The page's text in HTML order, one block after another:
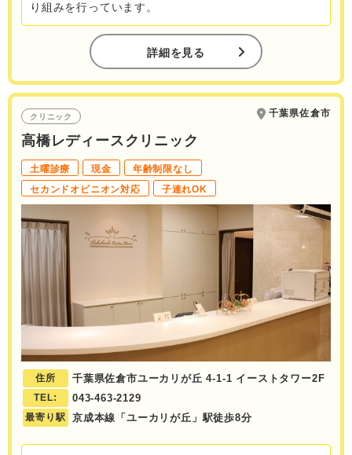
り組みを行っています。
詳細を見る
クリニック 千葉県佐倉市
高橋レディースクリニック
土曜診療 現金
年齢制限なし
セカンドオピニオン対応
子連れOK
住所 千葉県佐倉市ユーカリが丘 4-1-1 イーストタワー2F
TEL: 043-463-2129
最寄り駅 京成本線「ユーカリが丘」駅徒歩8分